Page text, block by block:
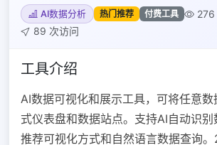
AI数据分析 热门推荐 付费工具
276
89 次访问
工具介绍
AI数据可视化和展示工具，可将任意
式仪表盘和数据站点。支持AI自动识
推荐可视化方式和自然语言数据查询